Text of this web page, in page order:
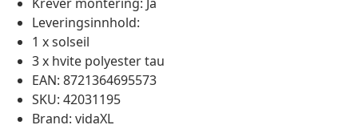
Leveringsinnhold:
1 x solseil
3 x hvite polyester tau
EAN: 8721364695573
SKU: 42031195
Brand: vidaXL